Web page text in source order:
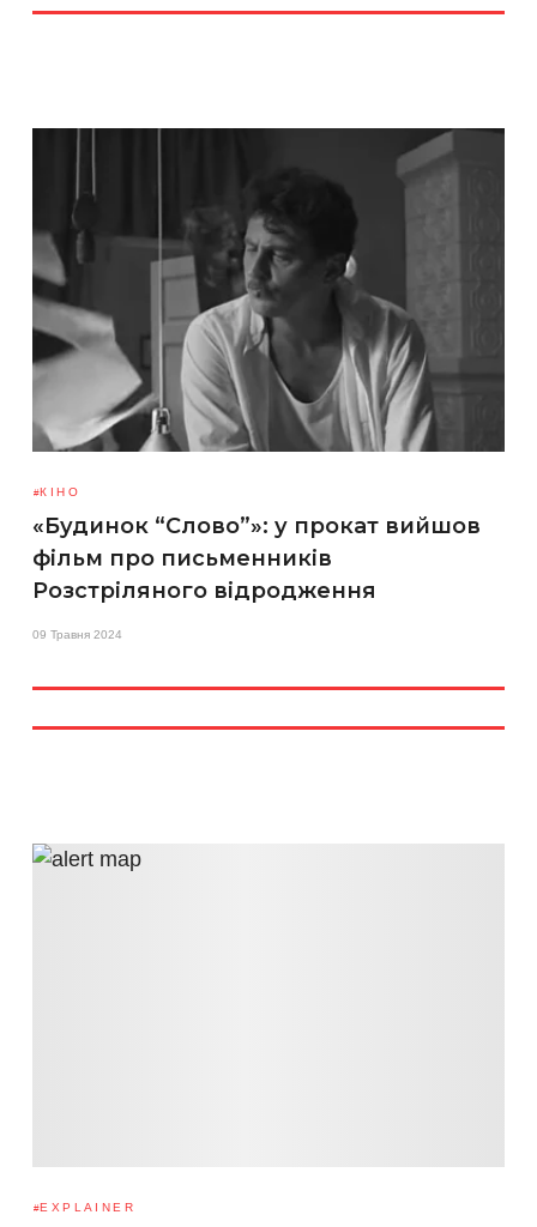
КІНО
«Будинок “Слово”»: у прокат вийшов
фільм про письменників
Розстріляного відродження
09 Травня 2024
EXPLAINER